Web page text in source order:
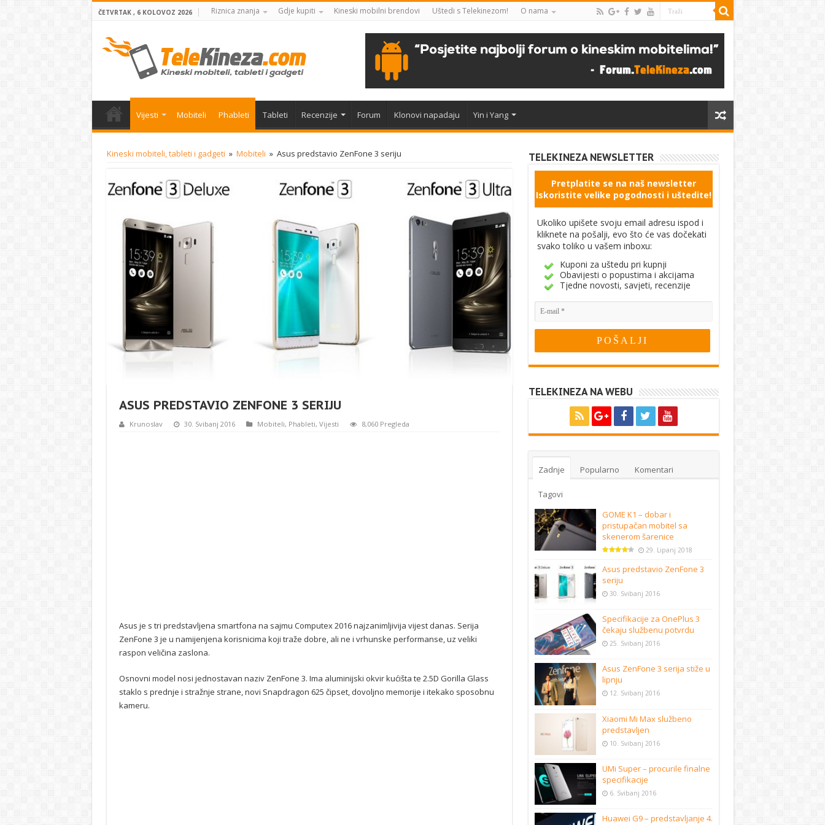
ČETVRTAK , 6 KOLOVOZ 2026 Riznica znanja Gdje kupiti Kineski mobilni brendovi Uštedi s Telekinezom! O nama
Vijesti Mobiteli Phableti Tableti Recenzije Forum Klonovi napadaju Yin i Yang
Kineski mobiteli, tableti i gadgeti » Mobiteli » Asus predstavio ZenFone 3 seriju
ASUS PREDSTAVIO ZENFONE 3 SERIJU
Krunoslav 30. Svibanj 2016 Mobiteli, Phableti, Vijesti 8,060 Pregleda
Asus je s tri predstavljena smartfona na sajmu Computex 2016 najzanimljivija vijest danas. Serija
ZenFone 3 je u namijenjena korisnicima koji traže dobre, ali ne i vrhunske performanse, uz veliki
raspon veličina zaslona.
Osnovni model nosi jednostavan naziv ZenFone 3. Ima aluminijski okvir kućišta te 2.5D Gorilla Glass
staklo s prednje i stražnje strane, novi Snapdragon 625 čipset, dovoljno memorije i itekako sposobnu
kameru.
TELEKINEZA NEWSLETTER
Pretplatite se na naš newsletter
Iskoristite velike pogodnosti i uštedite!
Ukoliko upišete svoju email adresu ispod i
kliknete na pošalji, evo što će vas dočekati
svako toliko u vašem inboxu:
Kuponi za uštedu pri kupnji
Obavijesti o popustima i akcijama
Tjedne novosti, savjeti, recenzije
TELEKINEZA NA WEBU
Zadnje Popularno Komentari
Tagovi
GOME K1 – dobar i
pristupačan mobitel sa
skenerom šarenice
29. Lipanj 2018
Asus predstavio ZenFone 3
seriju
30. Svibanj 2016
Specifikacije za OnePlus 3
čekaju službenu potvrdu
25. Svibanj 2016
Asus ZenFone 3 serija stiže u
lipnju
12. Svibanj 2016
Xiaomi Mi Max službeno
predstavljen
10. Svibanj 2016
UMi Super – procurile finalne
specifikacije
6. Svibanj 2016
Huawei G9 – predstavljanje 4.